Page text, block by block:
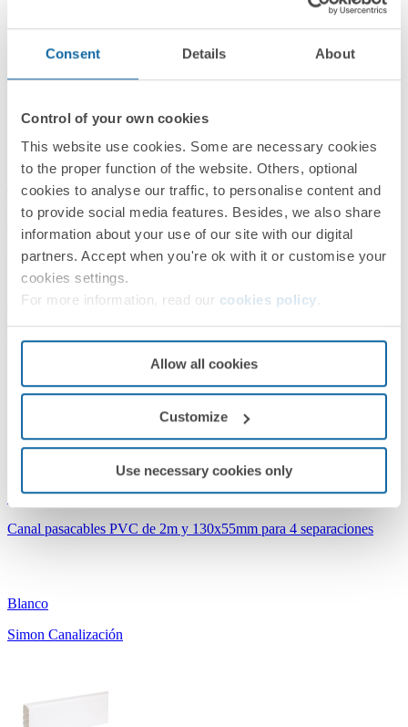
Consent Details About
Control of your own cookies
This website use cookies. Some are necessary cookies
to the proper function of the website. Others, optional
cookies to analyse our traffic, to personalise content and
to provide social media features. Besides, we also share
information about your use of our site with our digital
partners. Accept when you're ok with it or customise your
cookies settings.
For more information, read our cookies policy
Allow all cookies
Customize
Use necessary cookies only
TS13055/8
Canal pasacables de aluminio de 2m y 130x55mm para 5
separaciones
Aluminio
Simon Canalización
TS13055/9
Canal pasacables PVC de 2m y 130x55mm para 4 separaciones
Blanco
Simon Canalización